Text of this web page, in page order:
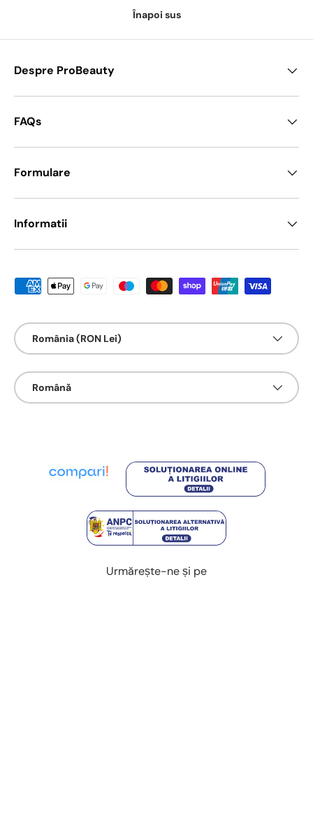
Înapoi sus
Despre ProBeauty
FAQs
Formulare
Informatii
Metode de platā acceptate
Țarǎ/Regiune
România (RON Lei)
Limbā
Română
Urmărește-ne și pe